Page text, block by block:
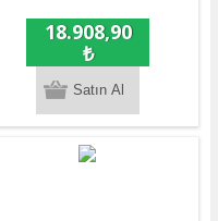
18.908,90
₺